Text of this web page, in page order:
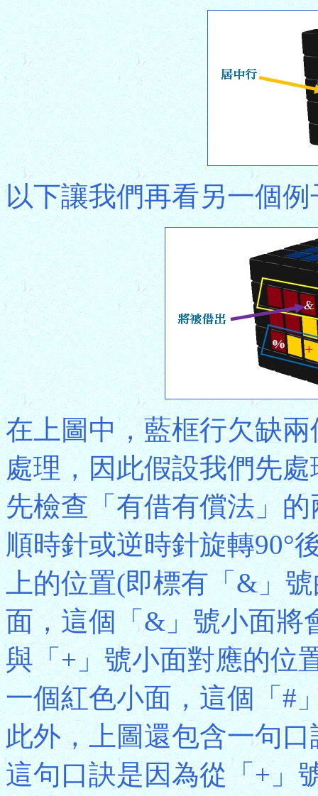
以下讓我們再看另一個
在上圖中，藍框行欠缺
處理，因此假設我們先
先檢查「有借有償法」
順時針或逆時針旋轉90°
上的位置(即標有「&」
面，這個「&」號小面將
與「+」號小面對應的位
一個紅色小面，這個「#
此外，上圖還包含一句
這句口訣是因為從「+」